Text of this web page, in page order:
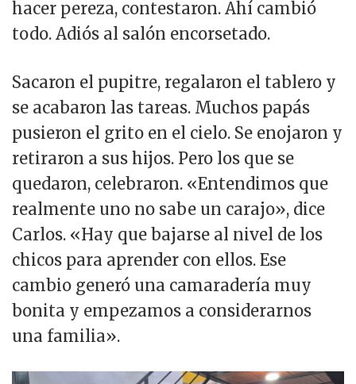
hacer pereza, contestaron. Ahí cambió
todo. Adiós al salón encorsetado.
Sacaron el pupitre, regalaron el tablero y
se acabaron las tareas. Muchos papás
pusieron el grito en el cielo. Se enojaron y
retiraron a sus hijos. Pero los que se
quedaron, celebraron. «Entendimos que
realmente uno no sabe un carajo», dice
Carlos. «Hay que bajarse al nivel de los
chicos para aprender con ellos. Ese
cambio generó una camaradería muy
bonita y empezamos a considerarnos
una familia».